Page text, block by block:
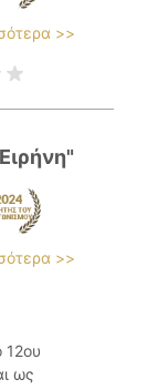
>>
>>
12ου
ως